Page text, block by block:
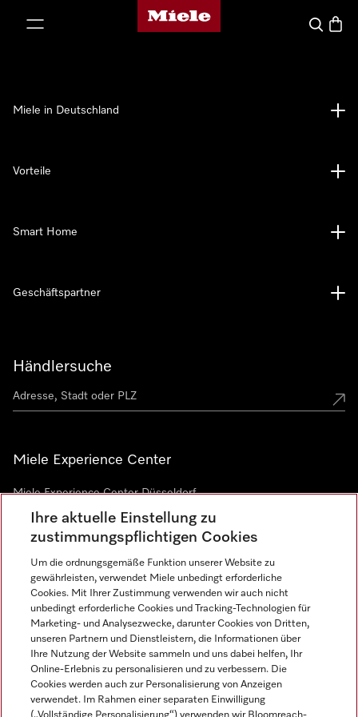
Miele-Homepage
Suche
Händlersuche
Miele Experience Center
Miele Experience Center Düsseldorf
Miele Experience Center Gütersloh
Newsletter
Miele in Deutschland
Vorteile
Smart Home
Geschäftspartner
Ihre aktuelle Einstellung zu
zustimmungspflichtigen Cookies
Um die ordnungsgemäße Funktion unserer Website zu
gewährleisten, verwendet Miele unbedingt erforderliche
Cookies. Mit Ihrer Zustimmung verwenden wir auch nicht
unbedingt erforderliche Cookies und Tracking-Technologien für
Marketing- und Analysezwecke, darunter Cookies von Dritten,
unseren Partnern und Dienstleistern, die Informationen über
Ihre Nutzung der Website sammeln und uns dabei helfen, Ihr
Online-Erlebnis zu personalisieren und zu verbessern. Die
Cookies werden auch zur Personalisierung von Anzeigen
verwendet. Im Rahmen einer separaten Einwilligung